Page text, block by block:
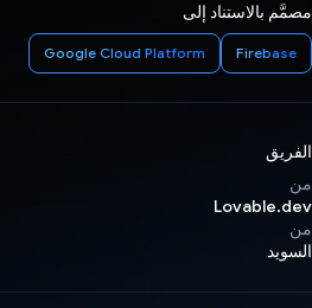
مصمَّم بالاستناد إلى
Firebase
Google Cloud Platform
الفريق
من
Lovable.dev
من
السويد